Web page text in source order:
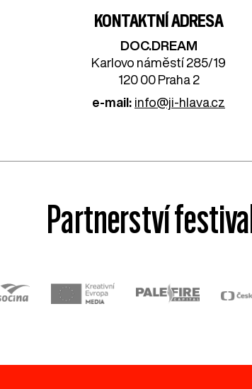
KONTAKTNÍ ADRESA
DOC.DREAM​
Karlovo náměstí 285/19
120 00 Praha 2
e-mail: info@ji-hlava.cz
Partnerství